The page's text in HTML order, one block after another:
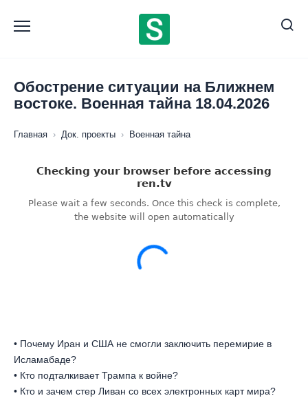
содержанию
Обострение ситуации на Ближнем
востоке. Военная тайна 18.04.2026
Главная › Док. проекты › Военная тайна
• Почему Иран и США не смогли заключить перемирие в
Исламабаде?
• Кто подталкивает Трампа к войне?
• Кто и зачем стер Ливан со всех электронных карт мира?